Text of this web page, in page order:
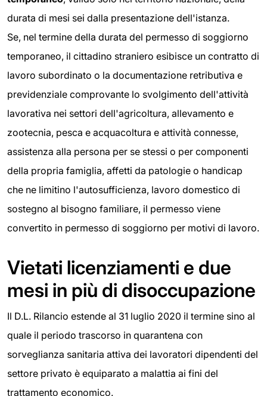
durata di mesi sei dalla presentazione dell'istanza.
Se, nel termine della durata del permesso di soggiorno
temporaneo, il cittadino straniero esibisce un contratto di
lavoro subordinato o la documentazione retributiva e
previdenziale comprovante lo svolgimento dell'attività
lavorativa nei settori dell'agricoltura, allevamento e
zootecnia, pesca e acquacoltura e attività connesse,
assistenza alla persona per se stessi o per componenti
della propria famiglia, affetti da patologie o handicap
che ne limitino l'autosufficienza, lavoro domestico di
sostegno al bisogno familiare, il permesso viene
convertito in permesso di soggiorno per motivi di lavoro.
Vietati licenziamenti e due
mesi in più di disoccupazione
Il D.L. Rilancio estende al 31 luglio 2020 il termine sino al
quale il periodo trascorso in quarantena con
sorveglianza sanitaria attiva dei lavoratori dipendenti del
settore privato è equiparato a malattia ai fini del
trattamento economico.